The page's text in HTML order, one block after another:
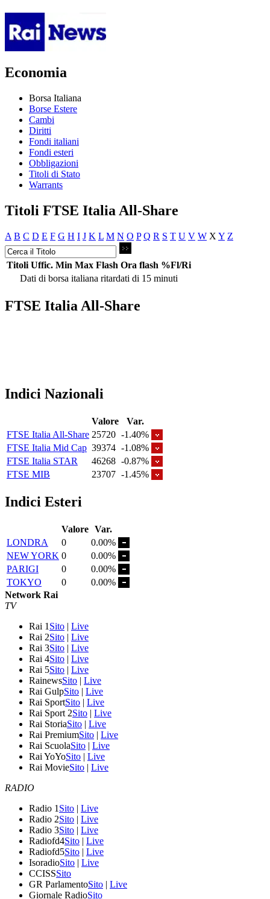
Economia
Borsa Italiana
Borse Estere
Cambi
Diritti
Fondi italiani
Fondi esteri
Obbligazioni
Titoli di Stato
Warrants
Titoli FTSE Italia All-Share
A B C D E F G H I J K L M N O P Q R S T U V W X Y Z
Titoli Uffic. Min Max Flash Ora flash %Fl/Ri
Dati di borsa italiana ritardati di 15 minuti
FTSE Italia All-Share
Indici Nazionali
Valore
Var.
FTSE Italia All-Share 25720 -1.40%
FTSE Italia Mid Cap 39374 -1.08%
FTSE Italia STAR
46268 -0.87%
FTSE MIB
23707 -1.45%
Indici Esteri
Valore Var.
LONDRA
0
0.00%
NEW YORK 0
0.00%
PARIGI
0
0.00%
TOKYO
0
0.00%
Network Rai
TV
Rai 1 Sito | Live
Rai 2Sito | Live
Rai 3Sito | Live
Rai 4Sito | Live
Rai 5Sito | Live
RainewsSito | Live
Rai GulpSito | Live
Rai SportSito | Live
Rai Sport 2Sito | Live
Rai StoriaSito | Live
Rai PremiumSito | Live
Rai ScuolaSito | Live
Rai YoYoSito | Live
Rai MovieSito | Live
RADIO
Radio 1 Sito | Live
Radio 2Sito | Live
Radio 3Sito | Live
Radiofd4Sito | Live
Radiofd5Sito | Live
IsoradioSito | Live
CCISSSito
GR ParlamentoSito | Live
Giornale RadioSito